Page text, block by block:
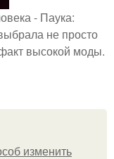
- Паука:
не просто
высокой моды.
изменить